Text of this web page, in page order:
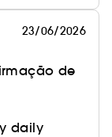
23/06/2026
de
daily